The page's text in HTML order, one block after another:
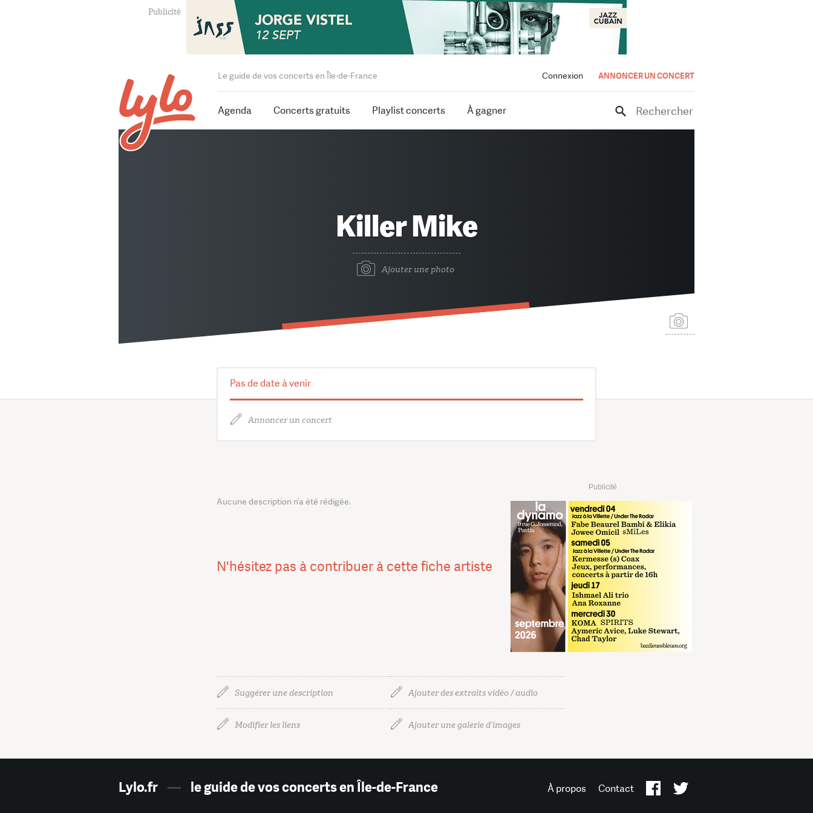
Connexion ANNONCER UN CONCERT
Le guide de vos concerts en Île-de-France
Agenda Concerts gratuits Playlist concerts À gagner Rechercher
Killer Mike
Ajouter une photo
Pas de date à venir
Annoncer un concert
Publicité
Aucune description n’a été rédigée.
N'hésitez pas à contribuer à cette fiche artiste
Suggérer une description Ajouter des extraits vidéo / audio
Modifier les liens Ajouter une galerie d’images
Lylo.fr — le guide de vos concerts en Île-de-France À propos Contact